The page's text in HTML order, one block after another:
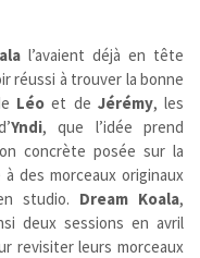
l’avaient déjà en tête
réussi à trouver la bonne
Léo et de Jérémy, les
Yndi, que l’idée prend
concrète posée sur la
des morceaux originaux
studio. Dream Koala,
deux sessions en avril
revisiter leurs morceaux